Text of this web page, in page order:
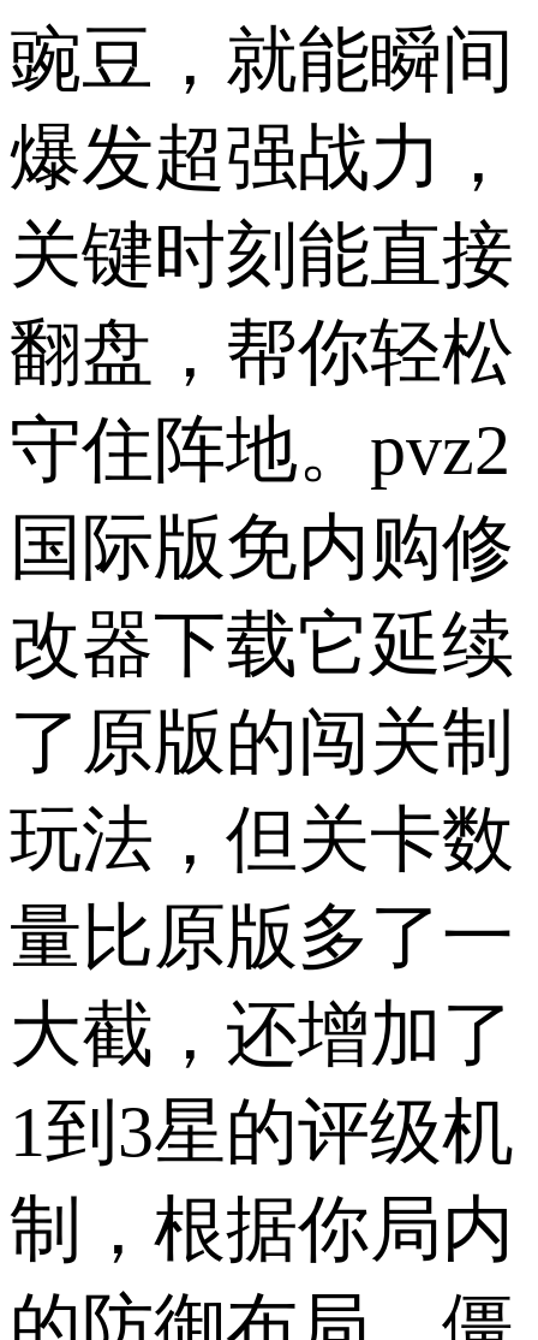
豌豆，就能瞬间
爆发超强战力，
关键时刻能直接
翻盘，帮你轻松
守住阵地。pvz2
国际版免内购修
改器下载它延续
了原版的闯关制
玩法，但关卡数
量比原版多了一
大截，还增加了
1到3星的评级机
制，根据你局内